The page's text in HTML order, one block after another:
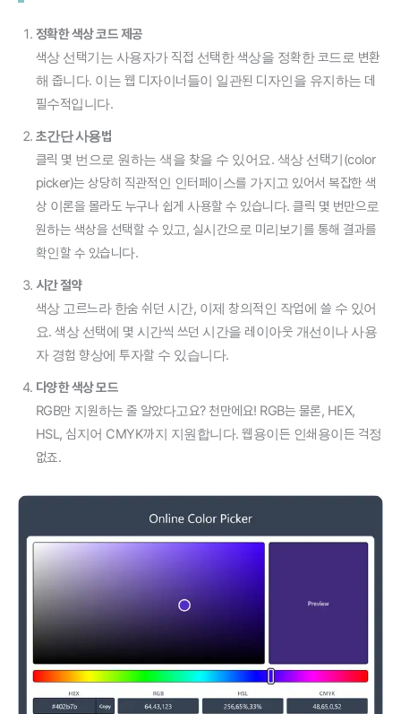
정확한 색상 코드 제공
색상 선택기는 사용자가 직접 선택한 색상을 정확한 코드로 변환
해 줍니다. 이는 웹 디자이너들이 일관된 디자인을 유지하는 데
필수적입니다.
초간단 사용법
클릭 몇 번으로 원하는 색을 찾을 수 있어요. 색상 선택기(color
picker)는 상당히 직관적인 인터페이스를 가지고 있어서 복잡한 색
상 이론을 몰라도 누구나 쉽게 사용할 수 있습니다. 클릭 몇 번만으로
원하는 색상을 선택할 수 있고, 실시간으로 미리보기를 통해 결과를
확인할 수 있습니다.
시간 절약
색상 고르느라 한숨 쉬던 시간, 이제 창의적인 작업에 쓸 수 있어
요. 색상 선택에 몇 시간씩 쓰던 시간을 레이아웃 개선이나 사용
자 경험 향상에 투자할 수 있습니다.
다양한 색상 모드
RGB만 지원하는 줄 알았다고요? 천만에요! RGB는 물론, HEX,
HSL, 심지어 CMYK까지 지원합니다. 웹용이든 인쇄용이든 걱정
없죠.